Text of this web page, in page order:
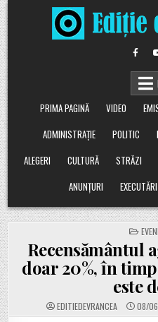
Skip
to
content
PRIMA PAGINĂ
VIDEO
ADMINISTRAȚIE
POLITIC
ALEGERI
CULTURĂ STRĂZI
ANUNȚURI
EXECUTĂRI
IN
Recensământul
doar 20%, în
este
EDITIEDEVRANCEA 08/